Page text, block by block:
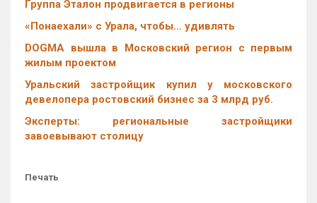
Группа Эталон продвигается в регионы
«Понаехали» с Урала, чтобы… удивлять
DOGMA вышла в Московский регион с первым
жилым проектом
Уральский застройщик купил у московского
девелопера ростовский бизнес за 3 млрд руб.
Эксперты: региональные застройщики
завоевывают столицу
Печать